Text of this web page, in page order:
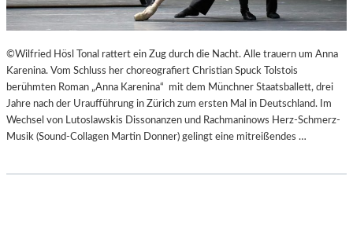
E
K
H
R
T
©Wilfried Hösl Tonal rattert ein Zug durch die Nacht. Alle trauern um Anna
Karenina. Vom Schluss her choreografiert Christian Spuck Tolstois
berühmten Roman „Anna Karenina“ mit dem Münchner Staatsballett, drei
Jahre nach der Uraufführung in Zürich zum ersten Mal in Deutschland. Im
Wechsel von Lutoslawskis Dissonanzen und Rachmaninows Herz-Schmerz-
Musik (Sound-Collagen Martin Donner) gelingt eine mitreißendes …